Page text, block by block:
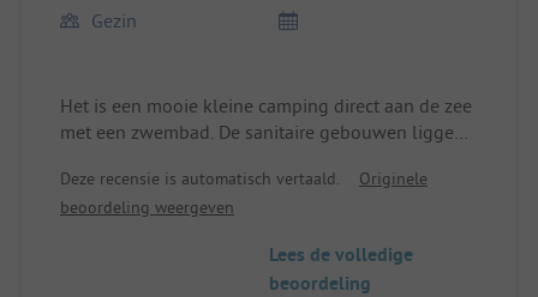
Gezin
Het is een mooie kleine camping direct aan de zee
met een zwembad. De sanitaire gebouwen liggen
moet afleggen. Een fiets is aan te raden. Er zijn
goede winkelmogelijkheden en Punta Sabbioni is
Deze recensie is automatisch vertaald.
Originele
beoordeling weergeven
Lees de volledige
beoordeling